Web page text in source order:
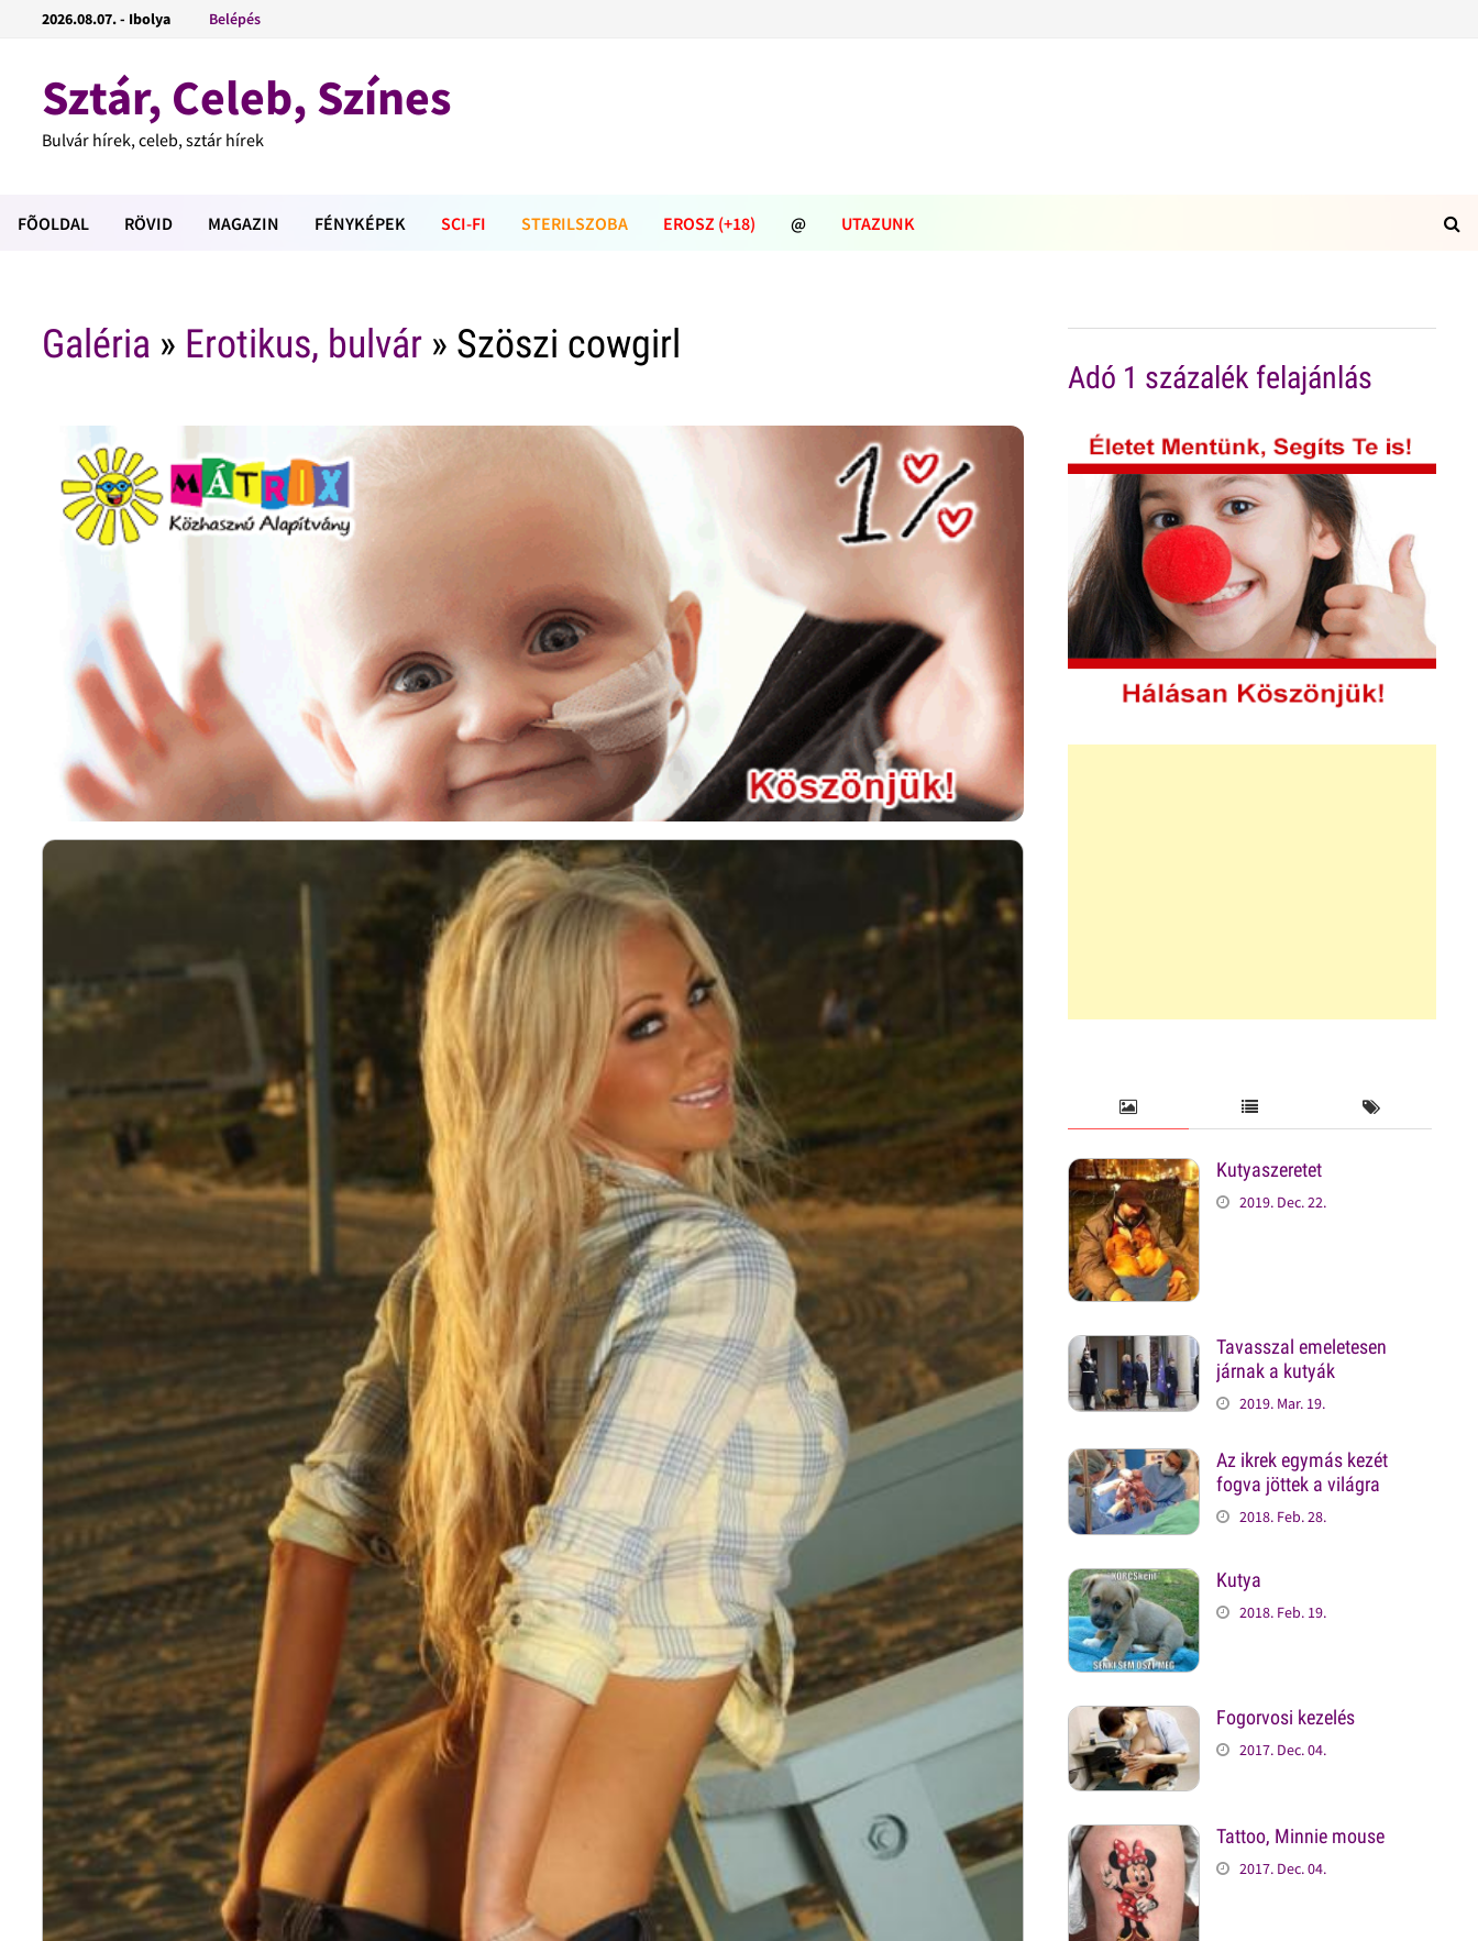
2026.08.07. - Ibolya Belépés
Sztár, Celeb, Színes
Bulvár hírek, celeb, sztár hírek
FÕOLDAL RÖVID MAGAZIN FÉNYKÉPEK SCI-FI STERILSZOBA EROSZ (+18) @ UTAZUNK
Galéria » Erotikus, bulvár » Szöszi cowgirl
Adó 1 százalék felajánlás
Kutyaszeretet
2019. Dec. 22.
Tavasszal emeletesen
járnak a kutyák
2019. Mar. 19.
Az ikrek egymás kezét
fogva jöttek a világra
2018. Feb. 28.
Kutya
2018. Feb. 19.
Fogorvosi kezelés
2017. Dec. 04.
Tattoo, Minnie mouse
2017. Dec. 04.